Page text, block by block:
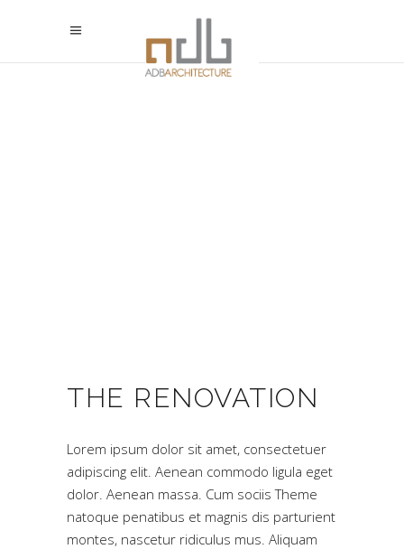
THE RENOVATION
Lorem ipsum dolor sit amet, consectetuer
adipiscing elit. Aenean commodo ligula eget
dolor. Aenean massa. Cum sociis Theme
natoque penatibus et magnis dis parturient
montes, nascetur ridiculus mus. Aliquam